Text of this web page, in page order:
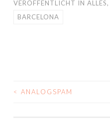
VERÖFFENTLICHT IN ALLES,
BARCELONA
BEITRAGS-
< ANALOGSPAM